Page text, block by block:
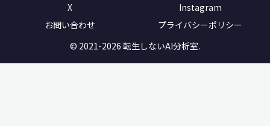
X
Instagram
お問い合わせ
プライバシーポリシー
© 2021-2026 転生しないAI分析室.